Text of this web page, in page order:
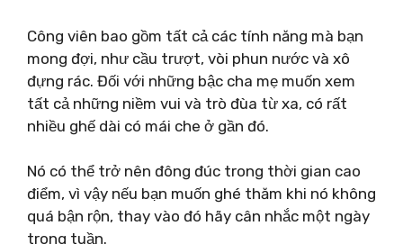
Công viên bao gồm tất cả các tính năng mà bạn
mong đợi, như cầu trượt, vòi phun nước và xô
đựng rác. Đối với những bậc cha mẹ muốn xem
tất cả những niềm vui và trò đùa từ xa, có rất
nhiều ghế dài có mái che ở gần đó.
Nó có thể trở nên đông đúc trong thời gian cao
điểm, vì vậy nếu bạn muốn ghé thăm khi nó không
quá bận rộn, thay vào đó hãy cân nhắc một ngày
trong tuần.